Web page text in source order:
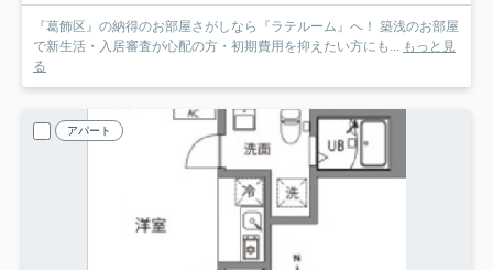
『葛飾区』の納得のお部屋さがしなら『ラテルーム』へ！ 築浅のお部屋
で新生活・入居審査が心配の方・初期費用を抑えたい方にも... もっと見
る
アパート